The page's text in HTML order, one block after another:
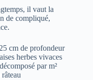
il vaut la
de compliqué,
cm de profondeur
herbes vivaces
par m²